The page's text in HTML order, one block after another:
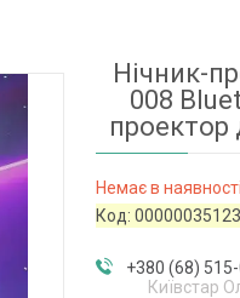
Нічник-
008
проектор
Немає в наявності
Код:00000035123
+380 (68)
Київстар